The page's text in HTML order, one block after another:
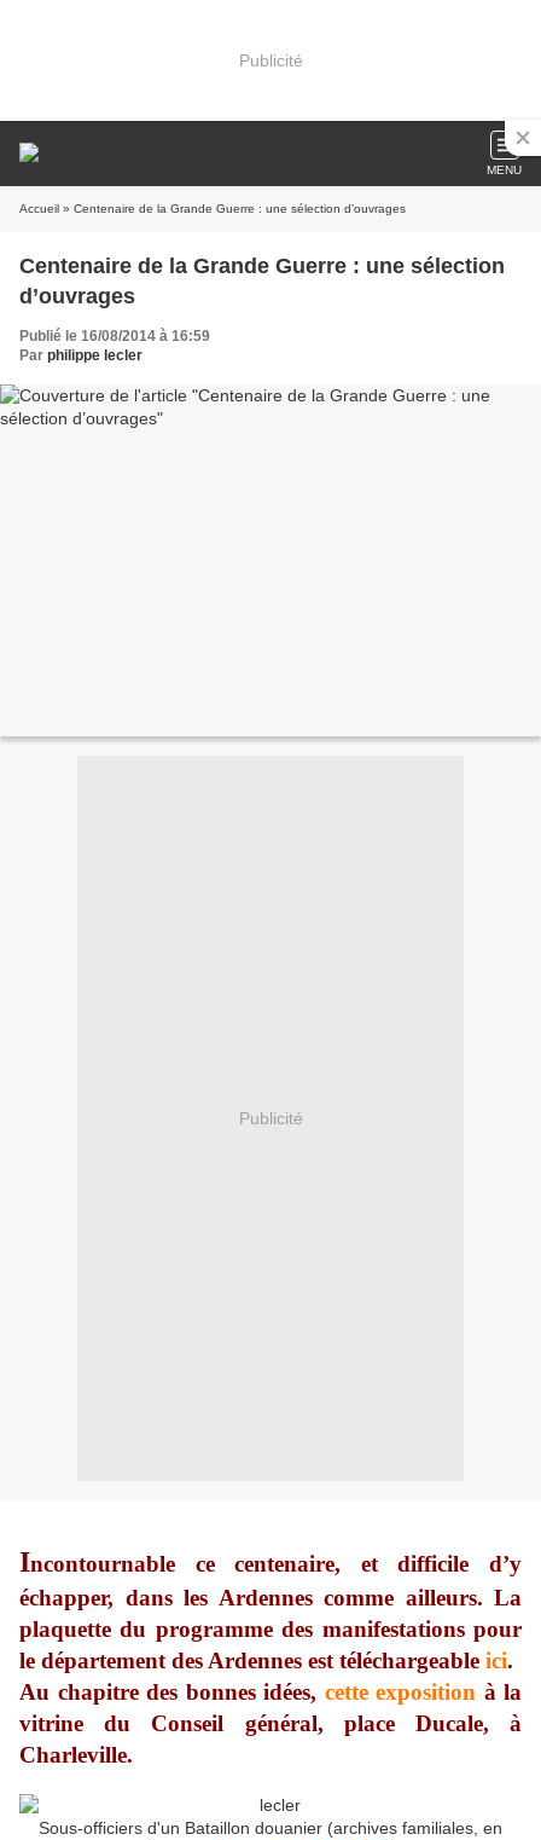
Publicité
MENU
Accueil » Centenaire de la Grande Guerre : une sélection d’ouvrages
Centenaire de la Grande Guerre : une sélection
d’ouvrages
Publié le 16/08/2014 à 16:59
Par philippe lecler
Publicité
Incontournable ce centenaire, et difficile d’y
échapper, dans les Ardennes comme ailleurs. La
plaquette du programme des manifestations pour
le département des Ardennes est téléchargeable ici.
Au chapitre des bonnes idées, cette exposition à la
vitrine du Conseil général, place Ducale, à
Charleville.
Sous-officiers d'un Bataillon douanier (archives familiales, en